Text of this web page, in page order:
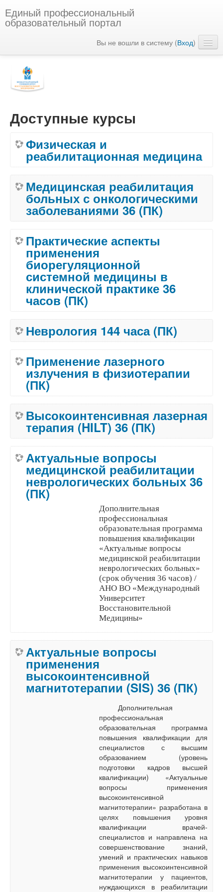
Единый профессиональный
образовательный портал
Вы не вошли в систему (Вход)
Доступные курсы
Физическая и
реабилитационная медицина
Медицинская реабилитация
больных с онкологическими
заболеваниями 36 (ПК)
Практические аспекты
применения
биорегуляционной
системной медицины в
клинической практике 36
часов (ПК)
Неврология 144 часа (ПК)
Применение лазерного
излучения в физиотерапии
(ПК)
Высокоинтенсивная лазерная
терапия (HILT) 36 (ПК)
Актуальные вопросы
медицинской реабилитации
неврологических больных 36
(ПК)
Дополнительная
профессиональная
образовательная программа
повышения квалификации
«Актуальные вопросы
медицинской реабилитации
неврологических больных»
(срок обучения 36 часов) /
АНО ВО «Международный
Университет
Восстановительной
Медицины»
Актуальные вопросы
применения
высокоинтенсивной
магнитотерапии (SIS) 36 (ПК)
Дополнительная
профессиональная
образовательная программа
повышения квалификации для
специалистов с высшим
образованием (уровень
подготовки кадров высшей
квалификации) «Актуальные
вопросы применения
высокоинтенсивной
магнитотерапии» разработана в
целях повышения уровня
квалификации врачей-
специалистов и направлена на
совершенствование знаний,
умений и практических навыков
применения высокоинтенсивной
магнитотерапии у пациентов,
нуждающихся в реабилитации